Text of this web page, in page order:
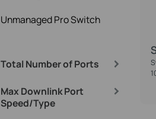
Unmanaged Pro Switch
Total Number of Ports
Max Downlink Port
Speed/Type